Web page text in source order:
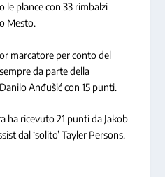
le plance con 33 rimbalzi
Mesto.
marcatore per conto del
da parte della
Anđušić con 15 punti.
ha ricevuto 21 punti da Jakob
dal ‘solito’ Tayler Persons.